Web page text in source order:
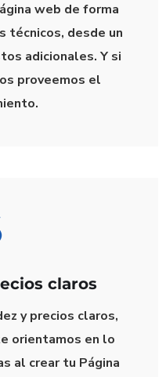
web de forma
técnicos, desde un
adicionales. Y si
proveemos el
claros
yprecios claros,
orientamos en lo
al crear tu Página